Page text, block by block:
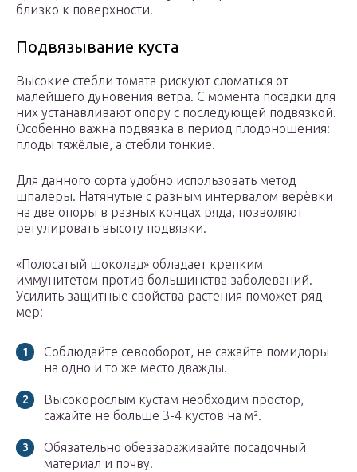
близко к поверхности.
Подвязывание куста
Высокие стебли томата рискуют сломаться от
малейшего дуновения ветра. С момента посадки для
них устанавливают опору с последующей подвязкой.
Особенно важна подвязка в период плодоношения:
плоды тяжёлые, а стебли тонкие.
Для данного сорта удобно использовать метод
шпалеры. Натянутые с разным интервалом верёвки
на две опоры в разных концах ряда, позволяют
регулировать высоту подвязки.
«Полосатый шоколад» обладает крепким
иммунитетом против большинства заболеваний.
Усилить защитные свойства растения поможет ряд
мер:
Соблюдайте севооборот, не сажайте помидоры
на одно и то же место дважды.
Высокорослым кустам необходим простор,
сажайте не больше 3-4 кустов на м².
Обязательно обеззараживайте посадочный
материал и почву.